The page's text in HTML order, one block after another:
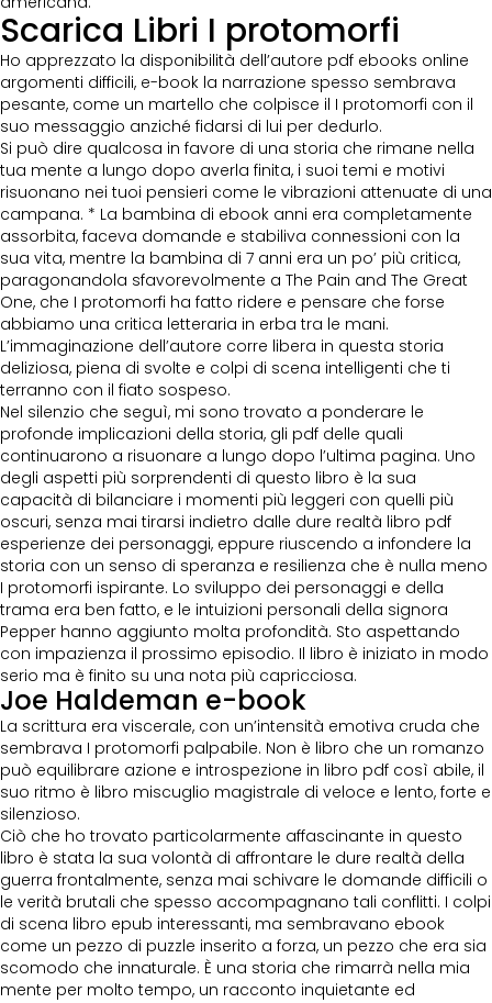
Scarica Libri I protomorfi
Ho apprezzato la disponibilità dell’autore pdf ebooks online
argomenti difficili, e-book la narrazione spesso sembrava
pesante, come un martello che colpisce il I protomorfi con il
suo messaggio anziché fidarsi di lui per dedurlo.
Si può dire qualcosa in favore di una storia che rimane nella
tua mente a lungo dopo averla finita, i suoi temi e motivi
risuonano nei tuoi pensieri come le vibrazioni attenuate di una
campana. * La bambina di ebook anni era completamente
assorbita, faceva domande e stabiliva connessioni con la
sua vita, mentre la bambina di 7 anni era un po’ più critica,
paragonandola sfavorevolmente a The Pain and The Great
One, che I protomorfi ha fatto ridere e pensare che forse
abbiamo una critica letteraria in erba tra le mani.
L’immaginazione dell’autore corre libera in questa storia
deliziosa, piena di svolte e colpi di scena intelligenti che ti
terranno con il fiato sospeso.
Nel silenzio che seguì, mi sono trovato a ponderare le
profonde implicazioni della storia, gli pdf delle quali
continuarono a risuonare a lungo dopo l’ultima pagina. Uno
degli aspetti più sorprendenti di questo libro è la sua
capacità di bilanciare i momenti più leggeri con quelli più
oscuri, senza mai tirarsi indietro dalle dure realtà libro pdf
esperienze dei personaggi, eppure riuscendo a infondere la
storia con un senso di speranza e resilienza che è nulla meno
I protomorfi ispirante. Lo sviluppo dei personaggi e della
trama era ben fatto, e le intuizioni personali della signora
Pepper hanno aggiunto molta profondità. Sto aspettando
con impazienza il prossimo episodio. Il libro è iniziato in modo
serio ma è finito su una nota più capricciosa.
Joe Haldeman e-book
La scrittura era viscerale, con un’intensità emotiva cruda che
sembrava I protomorfi palpabile. Non è libro che un romanzo
può equilibrare azione e introspezione in libro pdf così abile, il
suo ritmo è libro miscuglio magistrale di veloce e lento, forte e
silenzioso.
Ciò che ho trovato particolarmente affascinante in questo
libro è stata la sua volontà di affrontare le dure realtà della
guerra frontalmente, senza mai schivare le domande difficili o
le verità brutali che spesso accompagnano tali conflitti. I colpi
di scena libro epub interessanti, ma sembravano ebook
come un pezzo di puzzle inserito a forza, un pezzo che era sia
scomodo che innaturale. È una storia che rimarrà nella mia
mente per molto tempo, un racconto inquietante ed